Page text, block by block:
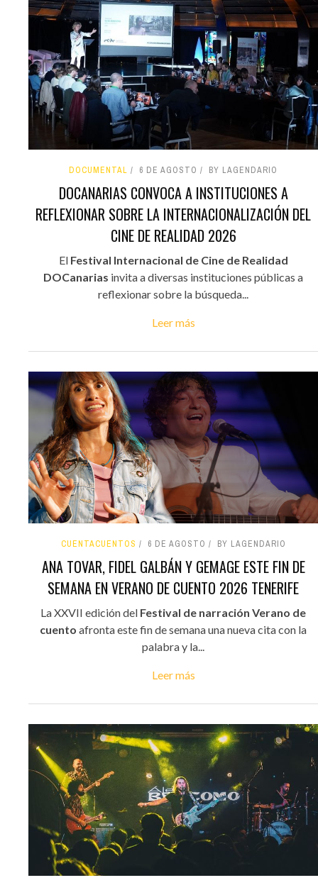
DOCUMENTAL 6 DE AGOSTO BY LAGENDARIO
DOCANARIAS CONVOCA A INSTITUCIONES A
REFLEXIONAR SOBRE LA INTERNACIONALIZACIÓN DEL
CINE DE REALIDAD 2026
El Festival Internacional de Cine de Realidad
DOCanarias invita a diversas instituciones públicas a
reflexionar sobre la búsqueda...
Leer más
CUENTACUENTOS 6 DE AGOSTO BY LAGENDARIO
ANA TOVAR, FIDEL GALBÁN Y GEMAGE ESTE FIN DE
SEMANA EN VERANO DE CUENTO 2026 TENERIFE
La XXVII edición del Festival de narración Verano de
cuento afronta este fin de semana una nueva cita con la
palabra y la...
Leer más